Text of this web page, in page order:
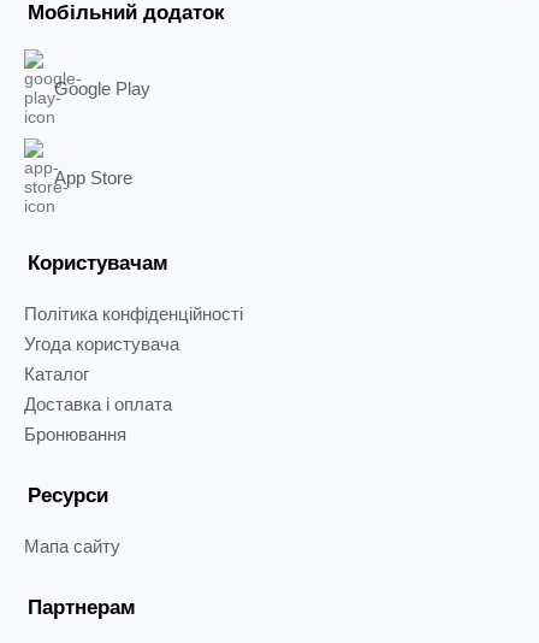
Мобільний додаток
Google Play
App Store
Користувачам
Політика конфіденційності
Угода користувача
Каталог
Доставка і оплата
Бронювання
Ресурси
Мапа сайту
Партнерам